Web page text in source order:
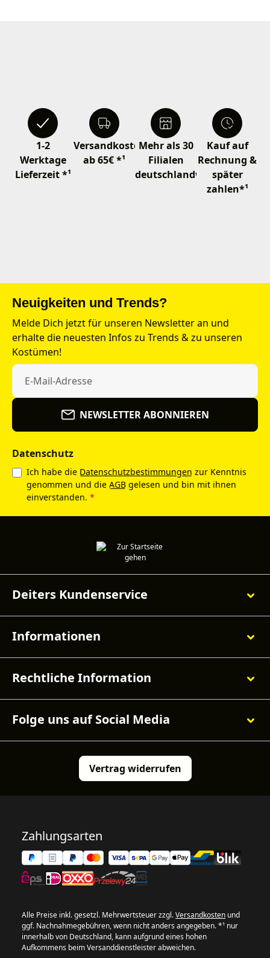
1-2
Werktage
Lieferzeit *¹
Versandkostenfrei
ab 65€ *¹
Mehr als 30
Filialen
deutschlandweit
Kauf auf
Rechnung &
später
zahlen*¹
Neuigkeiten und Trends?
Melde Dich jetzt für unseren Newsletter an und
erhalte die neuesten Infos zu Trends & zu unseren
Kostümen!
NEWSLETTER ABONNIEREN
Datenschutz
Ich habe die Datenschutzbestimmungen zur Kenntnis
genommen und die AGB gelesen und bin mit ihnen
einverstanden. *
Deiters Kundenservice
Informationen
Rechtliche Information
Folge uns auf Social Media
Vertrag widerrufen
Zahlungsarten
Alle Preise inkl. gesetzl. Mehrwertsteuer zzgl.Versandkosten und
ggf. Nachnahmegebühren, wenn nicht anders angegeben. *¹ nur
innerhalb von Deutschland, kann aufgrund eines hohen
Aufkommens beim Versanddienstleister abweichen.